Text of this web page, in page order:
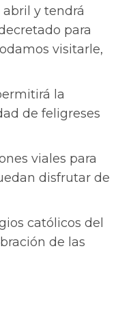
y tendrá
para
visitarle,
la
de feligreses
viales para
disfrutar de
católicos del
de las